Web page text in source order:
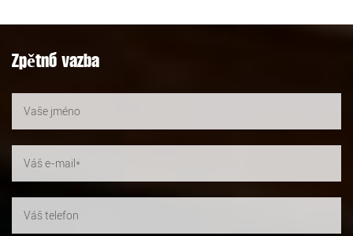
Zpětná vazba